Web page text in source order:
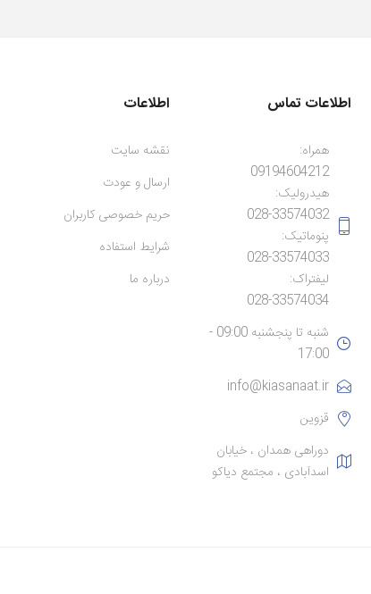
اطلاعات تماس
همراه:
09194604212
هیدرولیک:
028-33574032
پنوماتیک:
028-33574033
لیفتراک:
028-33574034
شنبه تا پنجشنبه 09:00 -
17:00
info@kiasanaat.ir
قزوین
دوراهی همدان ، خیابان
اسدآبادی ، مجتمع دیاکو
اطلاعات
نقشه سایت
ارسال و عودت
حریم خصوصی کاربران
شرایط استفاده
درباره ما